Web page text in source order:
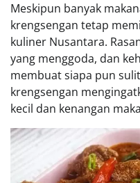
Meskipun banyak
krengsengan tetap
kuliner Nusantara.
yang menggoda, dan
membuat siapa pun
krengsengan
kecil dan kenangan